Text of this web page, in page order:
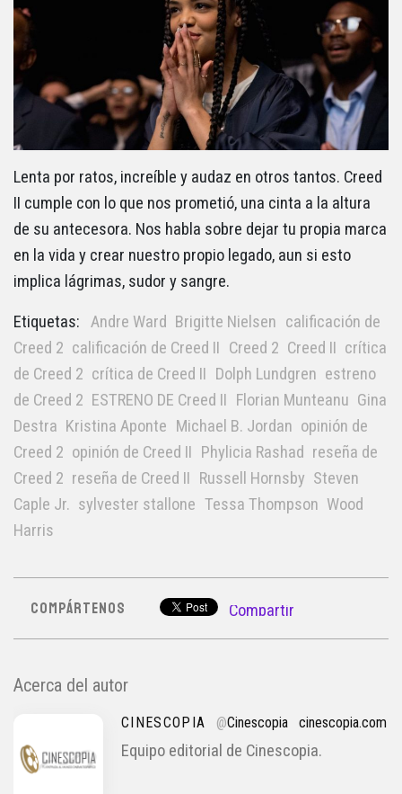
Lenta por ratos, increíble y audaz en otros tantos. Creed
II cumple con lo que nos prometió, una cinta a la altura
de su antecesora. Nos habla sobre dejar tu propia marca
en la vida y crear nuestro propio legado, aun si esto
implica lágrimas, sudor y sangre.
Etiquetas: Andre Ward Brigitte Nielsen calificación de
Creed 2 calificación de Creed II Creed 2 Creed II crítica
de Creed 2 crítica de Creed II Dolph Lundgren estreno
de Creed 2 ESTRENO DE Creed II Florian Munteanu Gina
Destra Kristina Aponte Michael B. Jordan opinión de
Creed 2 opinión de Creed II Phylicia Rashad reseña de
Creed 2 reseña de Creed II Russell Hornsby Steven
Caple Jr. sylvester stallone Tessa Thompson Wood
Harris
COMPÁRTENOS Compartir
Acerca del autor
CINESCOPIA @Cinescopia cinescopia.com
Equipo editorial de Cinescopia.